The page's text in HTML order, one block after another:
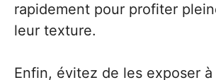
rapidement pour profiter
leur texture.
Enfin, évitez de les exposer à